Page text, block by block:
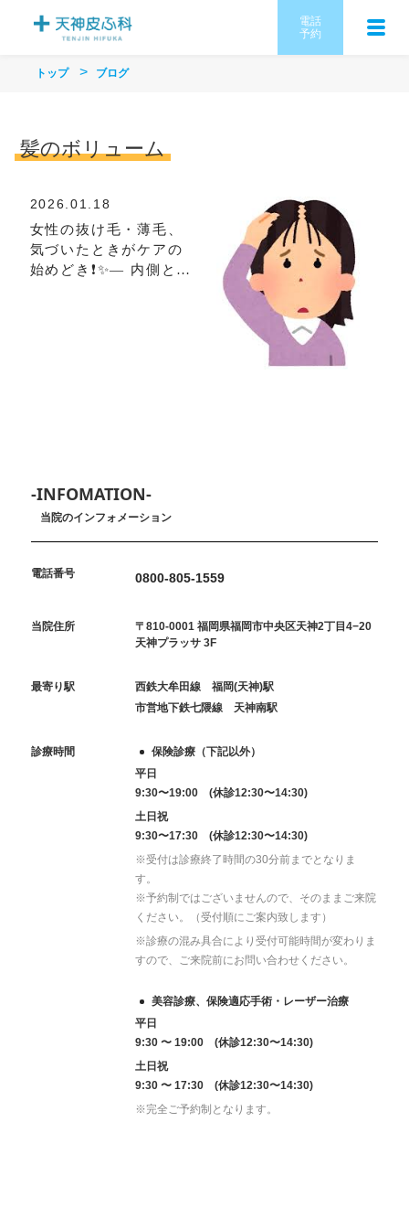
電話
予約
トップ ブログ
髪のボリューム
2026.01.18
女性の抜け毛・薄毛、
気づいたときがケアの
始めどき❗️✨― 内側と外
-INFOMATION-
当院のインフォメーション
電話番号 0800-805-1559
当院住所
〒810-0001 福岡県福岡市中央区天神2丁目4−20
天神プラッサ 3F
最寄り駅
西鉄大牟田線 福岡(天神)駅
市営地下鉄七隈線 天神南駅
診療時間
保険診療（下記以外）
平日
9:30〜19:00 (休診12:30〜14:30)
土日祝
9:30〜17:30 (休診12:30〜14:30)
※受付は診療終了時間の30分前までとなりま
す。
※予約制ではございませんので、そのままご来院
ください。（受付順にご案内致します）
※診療の混み具合により受付可能時間が変わりま
すので、ご来院前にお問い合わせください。
美容診療、保険適応手術・レーザー治療
平日
9:30 〜 19:00 (休診12:30〜14:30)
土日祝
9:30 〜 17:30 (休診12:30〜14:30)
※完全ご予約制となります。